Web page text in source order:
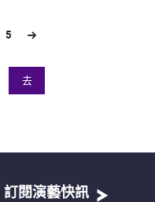
5
去
訂閱演藝快訊